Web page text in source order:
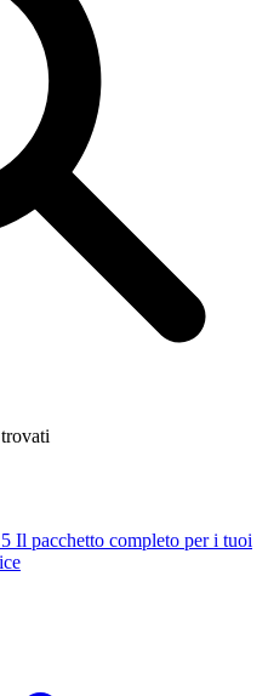
Il pacchetto completo per i tuoi